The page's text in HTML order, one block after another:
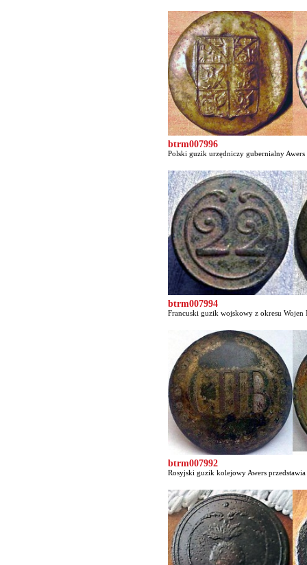
btrm007996
Polski guzik urzędniczy gubernialny Awers
btrm007994
Francuski guzik wojskowy z okresu Wojen
btrm007992
Rosyjski guzik kolejowy Awers